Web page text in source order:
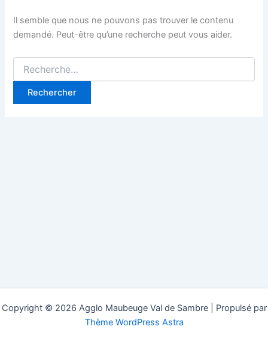
Il semble que nous ne pouvons pas trouver le contenu
demandé. Peut-être qu’une recherche peut vous aider.
Rechercher :
Copyright © 2026 Agglo Maubeuge Val de Sambre | Propulsé par
Thème WordPress Astra